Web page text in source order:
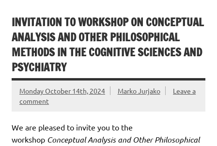
INVITATION TO WORKSHOP ON CONCEPTUAL
ANALYSIS AND OTHER PHILOSOPHICAL
METHODS IN THE COGNITIVE SCIENCES AND
PSYCHIATRY
Monday October 14th, 2024 Marko Jurjako
Leave a
comment
We are pleased to invite you to the
workshop Conceptual Analysis and Other Philosophical